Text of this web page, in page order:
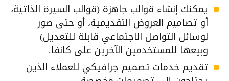
يمكنك إنشاء قوالب جاهزة (قوالب السيرة الذاتية،
أو تصاميم العروض التقديمية، أو حتى صور
لوسائل التواصل الاجتماعي قابلة للتعديل)
وبيعها للمستخدمين الآخرين على كانفا.
تقديم خدمات تصميم جرافيكي للعملاء الذين